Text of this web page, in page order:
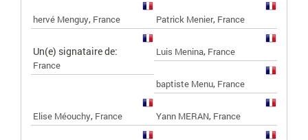
hervé Menguy, France Patrick Menier, France
Un(e) signataire de:
France
Luis Menina, France
baptiste Menu, France
Elise Méouchy, France Yann MERAN, France